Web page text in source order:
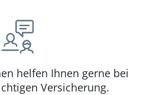
helfen Ihnen gerne bei
Versicherung.